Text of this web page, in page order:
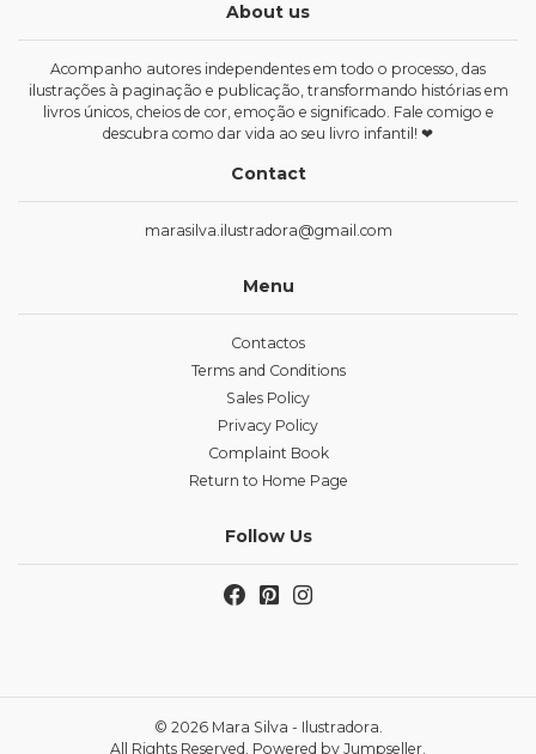
About us
Acompanho autores independentes em todo o processo, das
ilustrações à paginação e publicação, transformando histórias em
livros únicos, cheios de cor, emoção e significado. Fale comigo e
descubra como dar vida ao seu livro infantil! ❤
Contact
marasilva.ilustradora@gmail.com
Menu
Contactos
Terms and Conditions
Sales Policy
Privacy Policy
Complaint Book
Return to Home Page
Follow Us
© 2026 Mara Silva - Ilustradora.
All Rights Reserved. Powered by Jumpseller.